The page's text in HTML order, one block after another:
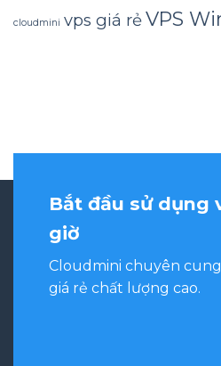
cloudmini vps giá rẻVPS
Bắt đầu sử dụng
giờ
Cloudmini chuyên cung
giá rẻ chất lượng cao.